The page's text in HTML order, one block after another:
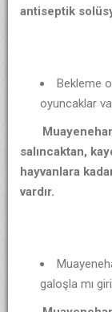
antiseptik
Bekleme
oyuncaklar
salıncaktan,
hayvanlara
vardır.
galoşla mı